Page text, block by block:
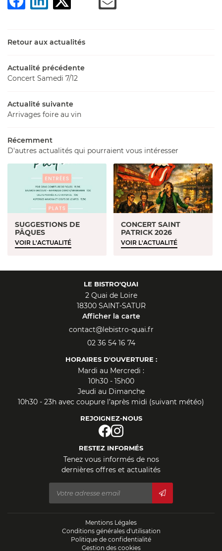
BRASSERIE
& MENU
PHOTOS
ACTUALITÉS
CONTACT
REJOIGNEZ-
Retour aux actualités
Actualité précédente
Concert Samedi 7/12
Actualité suivante
Arrivages foire au vin
Récemment
D'autres actualités qui pourraient vous intéresser
SUGGESTIONS DE
PÂQUES
VOIR L'ACTUALITÉ
CONCERT SAINT
PATRICK 2026
VOIR L'ACTUALITÉ
LE BISTRO'QUAI
2 Quai de Loire
18300 SAINT-SATUR
Afficher la carte
02 36 54 16 74
HORAIRES D'OUVERTURE :
Mardi au Mercredi :
10h30 - 15h00
Jeudi au Dimanche
10h30 - 23h avec coupure l’après midi (suivant météo)
REJOIGNEZ-NOUS
RESTEZ INFORMÉS
Tenez vous informés de nos
dernières offres et actualités
Mentions Légales
Conditions générales d'utilisation
Politique de confidentialité
Gestion des cookies